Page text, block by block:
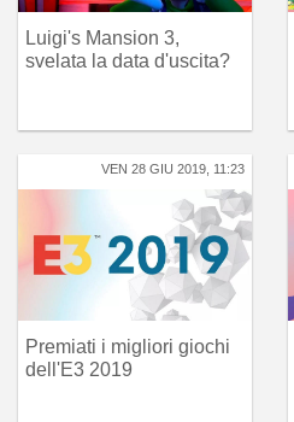
Luigi's Mansion 3,
svelata la data d'uscita?
VEN 28 GIU 2019, 11:23
Premiati i migliori giochi
dell'E3 2019